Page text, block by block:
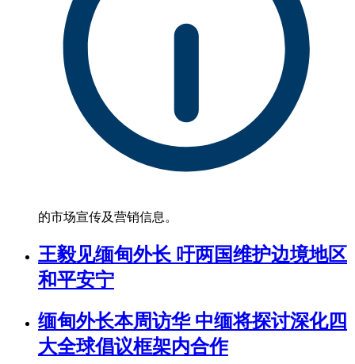
的市场宣传及营销信息。
王毅见缅甸外长 吁两国维护边境地区
和平安宁
缅甸外长本周访华 中缅将探讨深化四
大全球倡议框架内合作